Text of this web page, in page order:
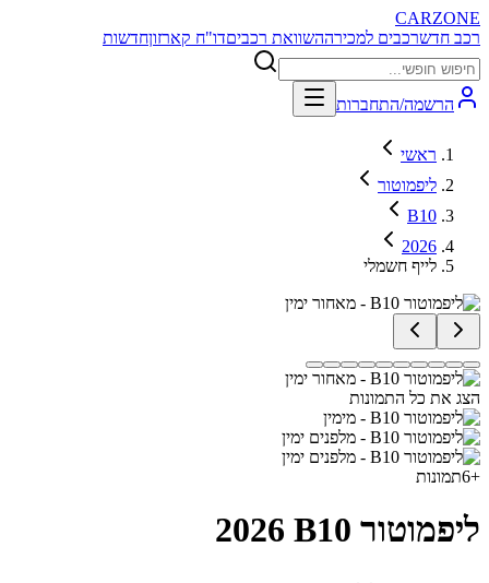
CARZONE
רכב חדשרכבים למכירההשוואת רכביםדו"ח קארזוןחדשות
הרשמה/התחברות
ראשי
ליפמוטור
B10
2026
לייף חשמלי
הצג את כל התמונות
+
6תמונות
ליפמוטור B10 2026